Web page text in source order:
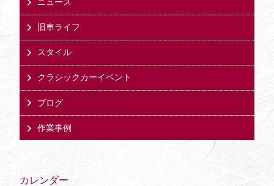
旧車ライフ
スタイル
クラシックカーイベント
ブログ
作業事例
カレンダー